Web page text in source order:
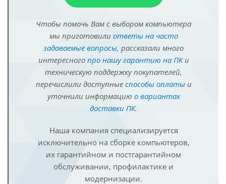
Чтобы помочь Вам с выбором компьютера
мы приготовили ответы на часто
задаваемые вопросы, рассказали много
интересного про нашу гарантию на ПКи
техническую поддержку покупателей,
перечислили доступные способы оплатыи
уточнили информацию о вариантах
доставки ПК.
Наша компания специализируется
исключительно на сборке компьютеров,
их гарантийном и постгарантийном
обслуживании, профилактике и
модернизации.